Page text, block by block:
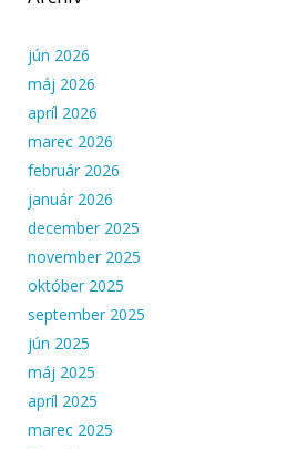
jún 2026
máj 2026
apríl 2026
marec 2026
február 2026
január 2026
december 2025
november 2025
október 2025
september 2025
jún 2025
máj 2025
apríl 2025
marec 2025